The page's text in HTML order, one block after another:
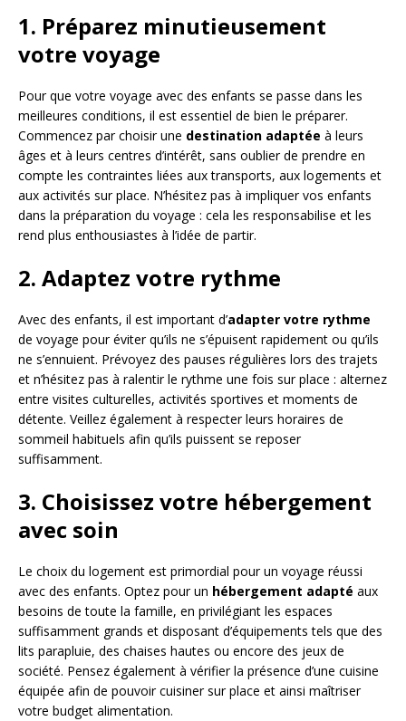
1. Préparez minutieusement
votre voyage
Pour que votre voyage avec des enfants se passe dans les
meilleures conditions, il est essentiel de bien le préparer.
Commencez par choisir une destination adaptée à leurs
âges et à leurs centres d’intérêt, sans oublier de prendre en
compte les contraintes liées aux transports, aux logements et
aux activités sur place. N’hésitez pas à impliquer vos enfants
dans la préparation du voyage : cela les responsabilise et les
rend plus enthousiastes à l’idée de partir.
2. Adaptez votre rythme
Avec des enfants, il est important d’adapter votre rythme
de voyage pour éviter qu’ils ne s’épuisent rapidement ou qu’ils
ne s’ennuient. Prévoyez des pauses régulières lors des trajets
et n’hésitez pas à ralentir le rythme une fois sur place : alternez
entre visites culturelles, activités sportives et moments de
détente. Veillez également à respecter leurs horaires de
sommeil habituels afin qu’ils puissent se reposer
suffisamment.
3. Choisissez votre hébergement
avec soin
Le choix du logement est primordial pour un voyage réussi
avec des enfants. Optez pour un hébergement adapté aux
besoins de toute la famille, en privilégiant les espaces
suffisamment grands et disposant d’équipements tels que des
lits parapluie, des chaises hautes ou encore des jeux de
société. Pensez également à vérifier la présence d’une cuisine
équipée afin de pouvoir cuisiner sur place et ainsi maîtriser
votre budget alimentation.